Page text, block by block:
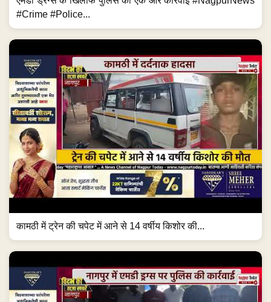
#Crime #Police...
कामठी में ट्रेन की चपेट में आने से 14 वर्षीय किशोर की...